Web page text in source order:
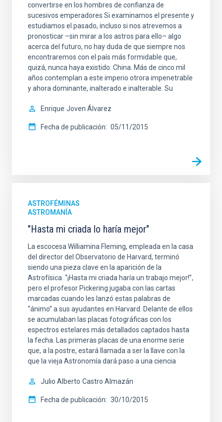
convertirse en los hombres de confianza de
sucesivos emperadores Si examinamos el presente y
estudiamos el pasado, incluso si nos atrevemos a
pronosticar –sin mirar a los astros para ello– algo
acerca del futuro, no hay duda de que siempre nos
encontraremos con el país más formidable que,
quizá, nunca haya existido: China. Más de cinco mil
años contemplan a este imperio otrora impenetrable
y ahora dominante, inalterado e inalterable. Su
Enrique Joven Álvarez
Fecha de publicación 05/11/2015
ASTROFÉMINAS
ASTROMANÍA
"Hasta mi criada lo haría mejor"
La escocesa Williamina Fleming, empleada en la casa
del director del Observatorio de Harvard, terminó
siendo una pieza clave en la aparición de la
Astrofísica. “¡Hasta mi criada haría un trabajo mejor!”,
pero el profesor Pickering jugaba con las cartas
marcadas cuando les lanzó estas palabras de
“ánimo” a sus ayudantes en Harvard. Delante de ellos
se acumulaban las placas fotográficas con los
espectros estelares más detallados captados hasta
la fecha. Las primeras placas de una enorme serie
que, a la postre, estará llamada a ser la llave con la
que la vieja Astronomía dará paso a una ciencia
Julio Alberto Castro Almazán
Fecha de publicación 30/10/2015